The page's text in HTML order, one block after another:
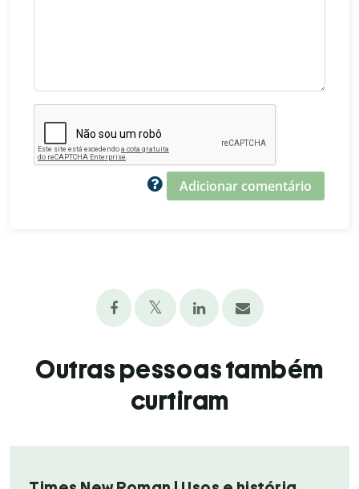
Adicionar comentário
Outras pessoas também
curtiram